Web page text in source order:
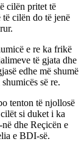
cilën pritet të
të cilën do të jenë
e re ka frikë
të gjata dhe
edhe më shumë
së re.
tenton të njollosë
si duket i ka
dhe Reçicën e
e BDI-së.